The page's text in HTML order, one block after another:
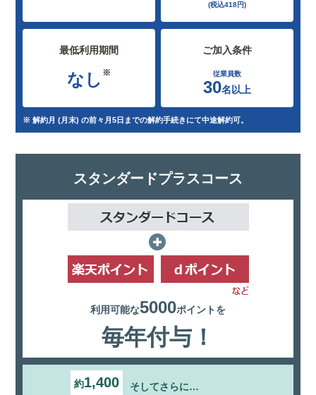
(税込418円)
最低利用期間
なし ※
ご加入条件
従業員数
30名以上
※ 解約月 (月末) の前々月5日までの解約手続きにて中途解約可。
スタンダードプラスコース
利用可能な5000ポイントを
毎年付与！
約1,400 そしてさらに…